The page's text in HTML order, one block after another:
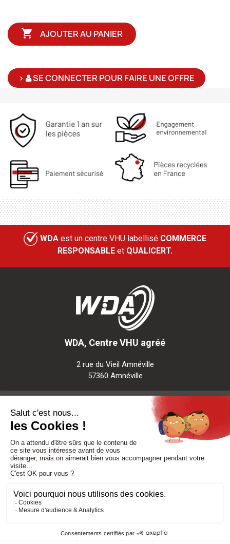
 AJOUTER AU PANIER
> SE CONNECTER POUR FAIRE UNE OFFRE
WDA est un centre VHU labellisé COMMERCE
RESPONSABLE et QUALICERT.
WDA, Centre VHU agréé
2 rue du Vieil Amnéville
57360 Amnéville
Besoin d'aide
Politique de confidentialité- Mentions légales